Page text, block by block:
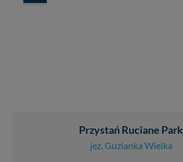
Przystań Ruciane Park
jez. Guzianka Wielka